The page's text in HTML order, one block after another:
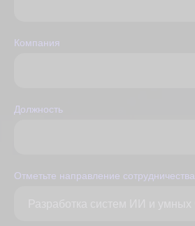
Компания
Должность
Отметьте направление сотрудничества